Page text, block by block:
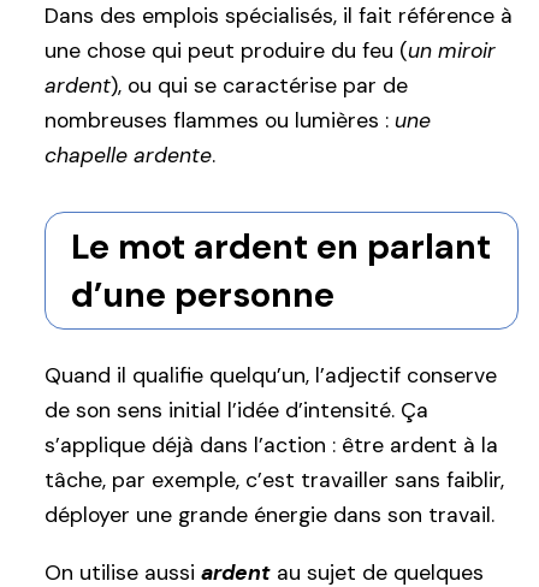
Dans des emplois spécialisés, il fait référence à
une chose qui peut produire du feu (un miroir
ardent), ou qui se caractérise par de
nombreuses flammes ou lumières : une
chapelle ardente.
Le mot ardent en parlant
d’une personne
Quand il qualifie quelqu’un, l’adjectif conserve
de son sens initial l’idée d’intensité. Ça
s’applique déjà dans l’action : être ardent à la
tâche, par exemple, c’est travailler sans faiblir,
déployer une grande énergie dans son travail.
On utilise aussi ardent au sujet de quelques